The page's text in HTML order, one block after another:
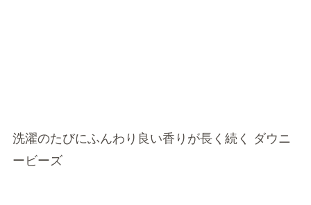
洗濯のたびにふんわり良い香りが長く続く
ダウニ
ービーズ